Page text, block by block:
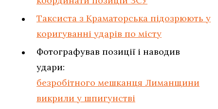
Таксиста з Краматорська підозрюють у
коригуванні ударів по місту
Фотографував позиції і наводив
удари:
безробітного мешканця Лиманщини
викрили у шпигунстві